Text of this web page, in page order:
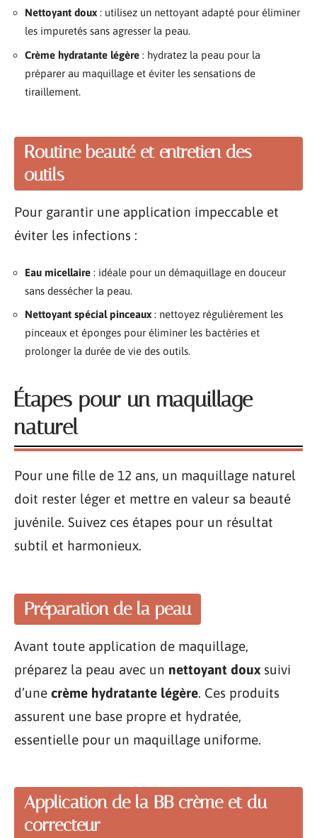
Nettoyant doux : utilisez un nettoyant adapté pour éliminer
les impuretés sans agresser la peau.
Crème hydratante légère : hydratez la peau pour la
préparer au maquillage et éviter les sensations de
tiraillement.
Routine beauté et entretien des
outils
Pour garantir une application impeccable et
éviter les infections :
Eau micellaire : idéale pour un démaquillage en douceur
sans dessécher la peau.
Nettoyant spécial pinceaux : nettoyez régulièrement les
pinceaux et éponges pour éliminer les bactéries et
prolonger la durée de vie des outils.
Étapes pour un maquillage
naturel
Pour une fille de 12 ans, un maquillage naturel
doit rester léger et mettre en valeur sa beauté
juvénile. Suivez ces étapes pour un résultat
subtil et harmonieux.
Préparation de la peau
Avant toute application de maquillage,
préparez la peau avec un nettoyant doux suivi
d’une crème hydratante légère. Ces produits
assurent une base propre et hydratée,
essentielle pour un maquillage uniforme.
Application de la BB crème et du
correcteur